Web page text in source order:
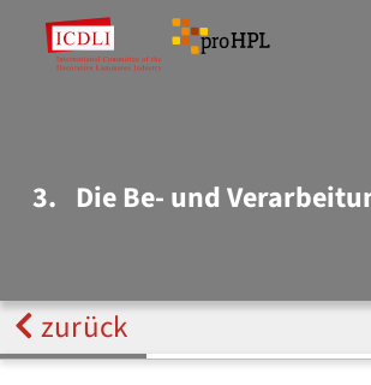
3. Die Be- und
zurück